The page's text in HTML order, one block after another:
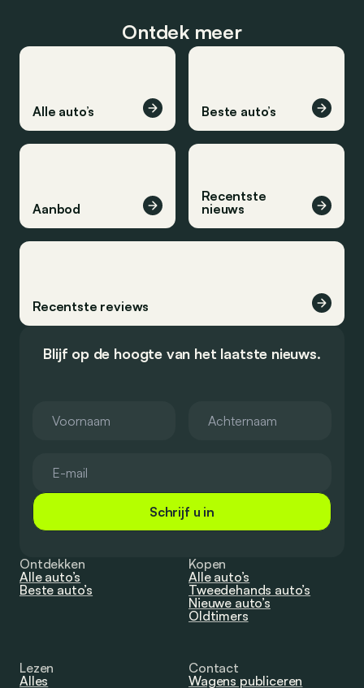
Ontdek meer
Alle auto’s Beste auto’s
Aanbod
Recentste
nieuws
Recentste reviews
Blijf op de hoogte van het laatste nieuws.
Schrijf u in
Ontdekken
Alle auto’s
Beste auto’s
Kopen
Alle auto’s
Tweedehands auto’s
Nieuwe auto’s
Oldtimers
Lezen
Alles
Contact
Wagens publiceren